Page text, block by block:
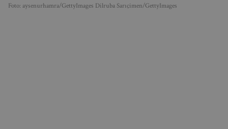
Foto: aysenurhamra/GettyImages Dilruba Sarıçimen/GettyImages